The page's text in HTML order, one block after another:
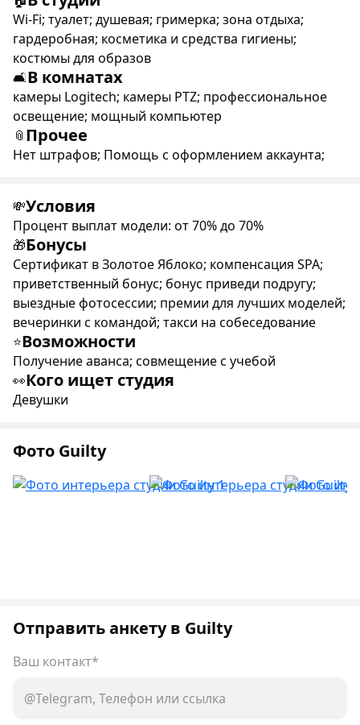
Wi-Fi; туалет; душевая; гримерка; зона отдыха;
гардеробная; косметика и средства гигиены;
костюмы для образов
🛋В комнатах
камеры Logitech; камеры PTZ; профессиональное
освещение; мощный компьютер
📎 Прочее
Нет штрафов; Помощь с оформлением аккаунта;
💸Условия
Процент выплат модели: от 70% до 70%
🎁Бонусы
Сертификат в Золотое Яблоко; компенсация SPA;
приветственный бонус; бонус приведи подругу;
выездные фотосессии; премии для лучших моделей;
вечеринки с командой; такси на собеседование
⭐Возможности
Получение аванса; совмещение с учебой
👀Кого ищет студия
Девушки
Фото Guilty
Отправить анкету в Guilty
Ваш контакт*